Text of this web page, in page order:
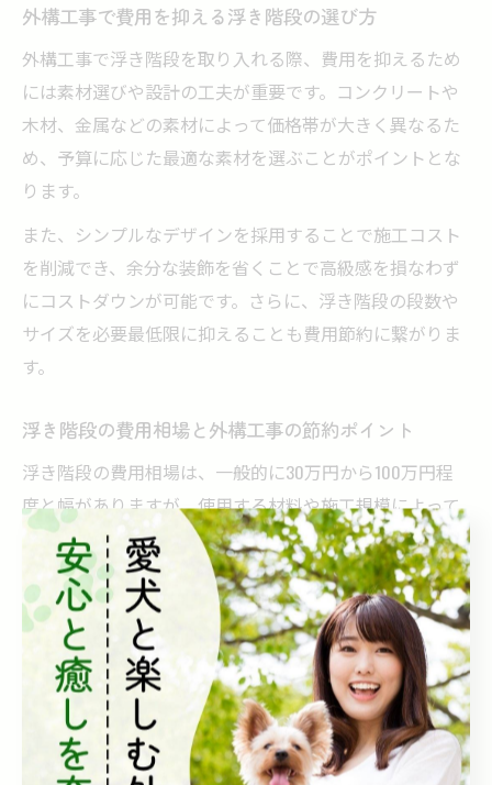
外構工事で費用を抑える浮き階段の選び方
外構工事で浮き階段を取り入れる際、費用を抑えるため
には素材選びや設計の工夫が重要です。コンクリートや
木材、金属などの素材によって価格帯が大きく異なるた
め、予算に応じた最適な素材を選ぶことがポイントとな
ります。
また、シンプルなデザインを採用することで施工コスト
を削減でき、余分な装飾を省くことで高級感を損なわず
にコストダウンが可能です。さらに、浮き階段の段数や
サイズを必要最低限に抑えることも費用節約に繋がりま
す。
浮き階段の費用相場と外構工事の節約ポイント
浮き階段の費用相場は、一般的に30万円から100万円程
度と幅がありますが、使用する材料や施工規模によって
変動します。この価格帯を理解することで、無理のない
予算設定が可能となります。
費用を抑えるためには、施工業者との綿密な打ち合わせ
が不可欠です。具体的には、既存の敷地条件を活かした
設計や、施工期間の短縮を図ることで人件費を抑えるこ
とが節約ポイントとなります。
外構工事の予算内で浮き階段を実現する方法